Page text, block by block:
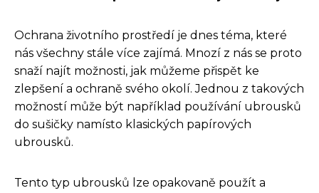
Ochrana životního prostředí je dnes téma, které
nás všechny stále více zajímá. Mnozí z nás se proto
snaží najít možnosti, jak můžeme přispět ke
zlepšení a ochraně svého okolí. Jednou z takových
možností může být například používání ubrousků
do sušičky namísto klasických papírových
ubrousků.
Tento typ ubrousků lze opakovaně použít a